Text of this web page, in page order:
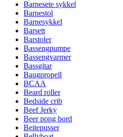
Barnesete sykkel
Barnestol
Barnesykkel
Barsett
Barstoler
Bassengpumpe
Bassengvarmer
Bassgitar
Baugpropell
BCAA
Beard roller
Bedside crib
Beef Jerky
Beer pong bord
Beitepusser